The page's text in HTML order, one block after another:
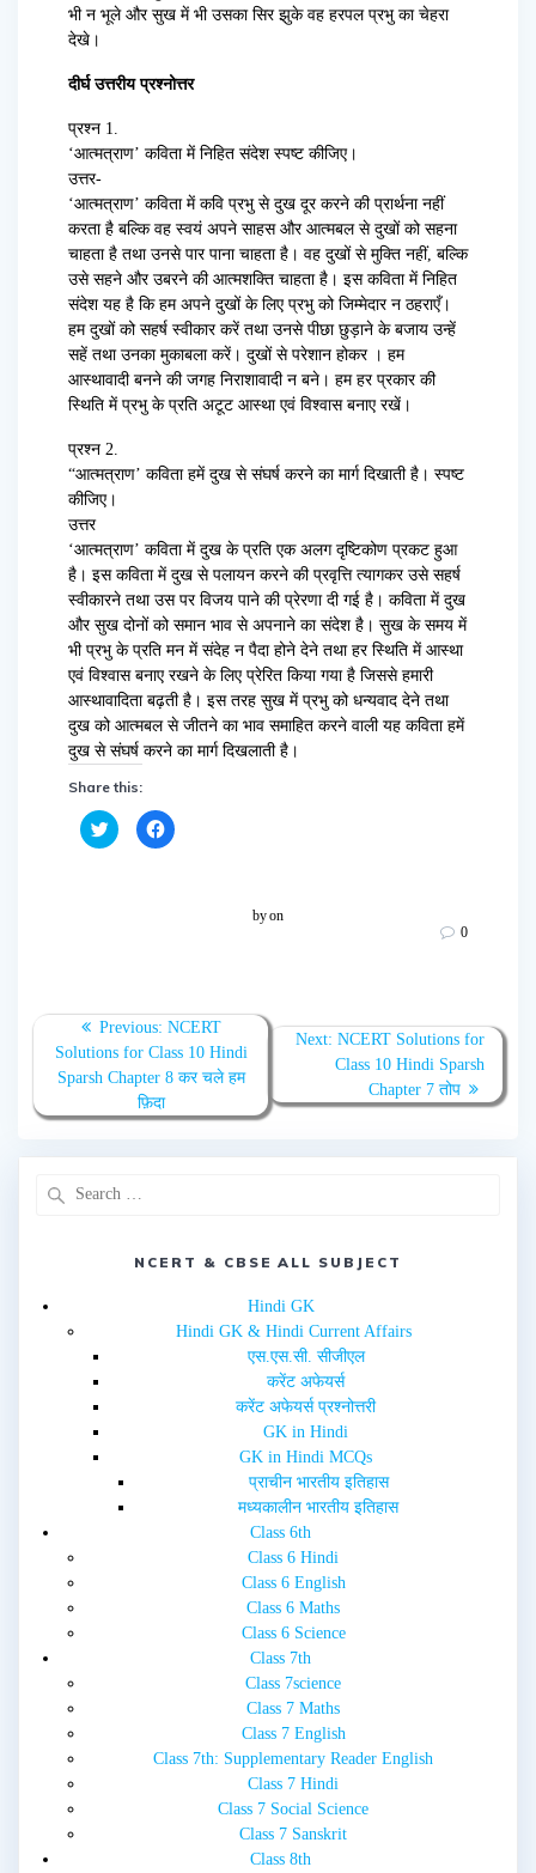
भी न भूले और सुख में भी उसका सिर झुके वह हरपल प्रभु का चेहरा
देखे।
दीर्घ उत्तरीय प्रश्नोत्तर
प्रश्न 1.
‘आत्मत्राण’ कविता में निहित संदेश स्पष्ट कीजिए।
उत्तर-
‘आत्मत्राण’ कविता में कवि प्रभु से दुख दूर करने की प्रार्थना नहीं
करता है बल्कि वह स्वयं अपने साहस और आत्मबल से दुखों को सहना
चाहता है तथा उनसे पार पाना चाहता है। वह दुखों से मुक्ति नहीं, बल्कि
उसे सहने और उबरने की आत्मशक्ति चाहता है। इस कविता में निहित
संदेश यह है कि हम अपने दुखों के लिए प्रभु को जिम्मेदार न ठहराएँ।
हम दुखों को सहर्ष स्वीकार करें तथा उनसे पीछा छुड़ाने के बजाय उन्हें
सहें तथा उनका मुकाबला करें। दुखों से परेशान होकर । हम
आस्थावादी बनने की जगह निराशावादी न बने। हम हर प्रकार की
स्थिति में प्रभु के प्रति अटूट आस्था एवं विश्वास बनाए रखें।
प्रश्न 2.
“आत्मत्राण’ कविता हमें दुख से संघर्ष करने का मार्ग दिखाती है। स्पष्ट
कीजिए।
उत्तर
‘आत्मत्राण’ कविता में दुख के प्रति एक अलग दृष्टिकोण प्रकट हुआ
है। इस कविता में दुख से पलायन करने की प्रवृत्ति त्यागकर उसे सहर्ष
स्वीकारने तथा उस पर विजय पाने की प्रेरणा दी गई है। कविता में दुख
और सुख दोनों को समान भाव से अपनाने का संदेश है। सुख के समय में
भी प्रभु के प्रति मन में संदेह न पैदा होने देने तथा हर स्थिति में आस्था
एवं विश्वास बनाए रखने के लिए प्रेरित किया गया है जिससे हमारी
आस्थावादिता बढ़ती है। इस तरह सुख में प्रभु को धन्यवाद देने तथा
दुख को आत्मबल से जीतने का भाव समाहित करने वाली यह कविता हमें
दुख से संघर्ष करने का मार्ग दिखलाती है।
Share this:
C
l
n
T
i
t
t
r
(
n
s
C
l
n
F
c
e
b
o
k
n
e
byon
0
Previous: NCERT
Solutions for Class 10 Hindi
Sparsh Chapter 8 कर चले हम
फ़िदा
Next: NCERT Solutions for
Class 10 Hindi Sparsh
Chapter 7 तोप
NCERT & CBSE ALL SUBJECT
Hindi GK
Hindi GK & Hindi Current Affairs
एस.एस.सी. सीजीएल
करेंट अफेयर्स
करेंट अफेयर्स प्रश्नोत्तरी
GK in Hindi
GK in Hindi MCQs
प्राचीन भारतीय इतिहास
मध्यकालीन भारतीय इतिहास
Class 6th
Class 6 Hindi
Class 6 English
Class 6 Maths
Class 6 Science
Class 7th
Class 7science
Class 7 Maths
Class 7 English
Class 7th: Supplementary Reader English
Class 7 Hindi
Class 7 Social Science
Class 7 Sanskrit
Class 8th